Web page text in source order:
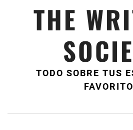
THE
TODO SOBRE TUS